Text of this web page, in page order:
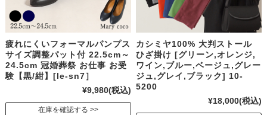
疲れにくいフォーマルパンプス
サイズ調整パット付 22.5cm～
24.5cm 冠婚葬祭 お仕事 お受
験【黒/紺】[le-sn7］
¥9,980(税込)
在庫を確認する
カシミヤ100% 大判ストール
ひざ掛け [グリーン,オレンジ,
ワイン,ブルー,ベージュ,グレー
ジュ,グレイ,ブラック] 10-
5200
¥18,000(税込)